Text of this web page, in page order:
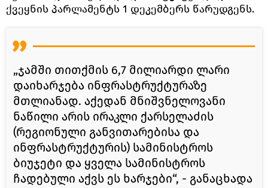
ქვეყნის პარლამენტს 1 დეკემბერს წარუდგენს.
„ჯამში თითქმის 6,7 მილიარდი ლარი
დაიხარჯება ინფრასტრუქტურაზე
მთლიანად. აქედან მნიშვნელოვანი
ნაწილი არის ირაკლი ქარსელაძის
(რეგიონული განვითარებისა და
ინფრასტრუქტურის) სამინისტროს
ბიუჯეტი და ყველა სამინისტროს
ჩადებული აქვს ეს ხარჯები“, - განაცხადა